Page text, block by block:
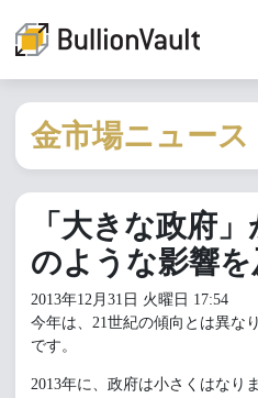
金市場ニュース
「大きな政府
のような影響
2013年12月31日 火曜日 17:54
今年は、21世紀の傾向とは異な
です。
2013年に、政府は小さくはなり